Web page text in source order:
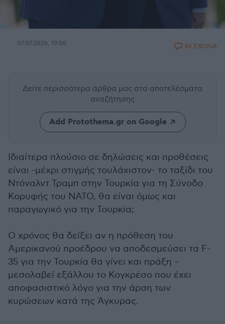
07.07.2026, 19:08 43 ΣΧΟΛΙΑ
Δείτε περισσότερα άρθρα μας στα αποτελέσματα
αναζήτησης
Add Protothema.gr on Google
Ιδιαίτερα πλούσιο σε δηλώσεις και προθέσεις
είναι -μέχρι στιγμής τουλάχιστον- το ταξίδι του
Ντόναλντ Τραμπ στην Τουρκία για τη Σύνοδο
Κορυφής του ΝΑΤΟ, θα είναι όμως και
παραγωγικό για την Τουρκία;
Ο χρόνος θα δείξει αν η πρόθεση του
Αμερικανού προέδρου να αποδεσμεύσει τα F-
35 για την Τουρκία θα γίνει και πράξη –
μεσολαβεί εξάλλου το Κογκρέσο που έχει
αποφασιστικό λόγο για την άρση των
κυρώσεων κατά της Άγκυρας.